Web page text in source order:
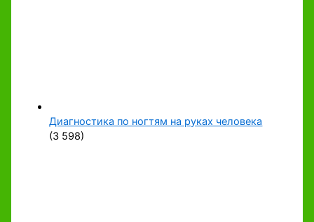
Диагностика по ногтям на руках человека
(3 598)